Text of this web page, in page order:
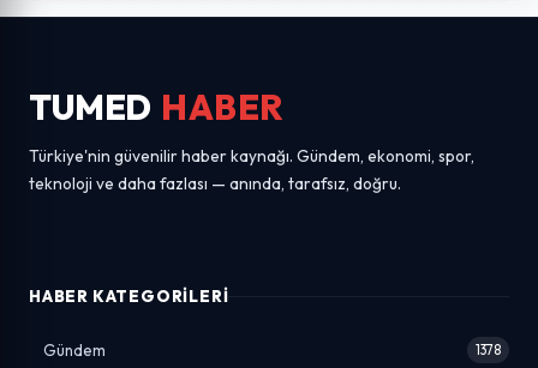
TUMED HABER
Türkiye'nin güvenilir haber kaynağı. Gündem, ekonomi, spor,
teknoloji ve daha fazlası — anında, tarafsız, doğru.
HABER KATEGORILERI
Gündem 1378